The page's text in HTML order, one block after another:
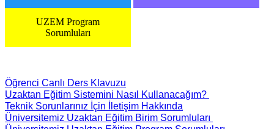
UZEM Program
Sorumluları
Öğrenci Canlı Ders Klavuzu
Uzaktan Eğitim Sistemini Nasıl Kullanacağım?
Teknik Sorunlarınız İçin İletişim Hakkında
Üniversitemiz Uzaktan Eğitim Birim Sorumluları